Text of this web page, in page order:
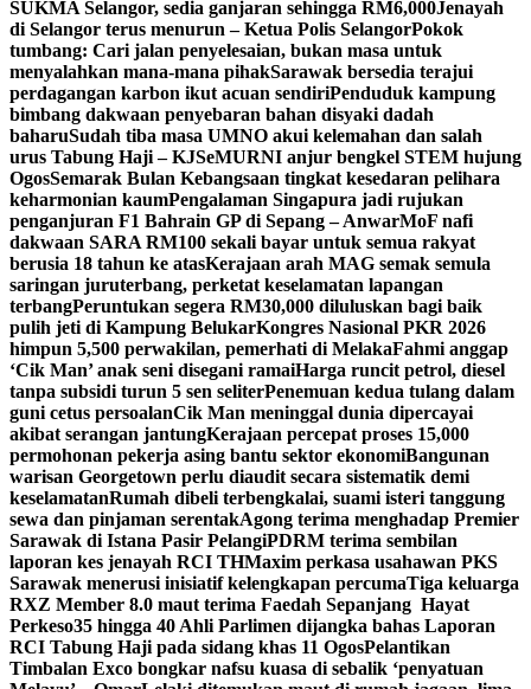
SUKMA Selangor, sedia ganjaran sehingga RM6,000Jenayah
di Selangor terus menurun – Ketua Polis SelangorPokok
tumbang: Cari jalan penyelesaian, bukan masa untuk
menyalahkan mana-mana pihakSarawak bersedia terajui
perdagangan karbon ikut acuan sendiriPenduduk kampung
bimbang dakwaan penyebaran bahan disyaki dadah
baharuSudah tiba masa UMNO akui kelemahan dan salah
urus Tabung Haji – KJSeMURNI anjur bengkel STEM hujung
OgosSemarak Bulan Kebangsaan tingkat kesedaran pelihara
keharmonian kaumPengalaman Singapura jadi rujukan
penganjuran F1 Bahrain GP di Sepang – AnwarMoF nafi
dakwaan SARA RM100 sekali bayar untuk semua rakyat
berusia 18 tahun ke atasKerajaan arah MAG semak semula
saringan juruterbang, perketat keselamatan lapangan
terbangPeruntukan segera RM30,000 diluluskan bagi baik
pulih jeti di Kampung BelukarKongres Nasional PKR 2026
himpun 5,500 perwakilan, pemerhati di MelakaFahmi anggap
‘Cik Man’ anak seni disegani ramaiHarga runcit petrol, diesel
tanpa subsidi turun 5 sen seliterPenemuan kedua tulang dalam
guni cetus persoalanCik Man meninggal dunia dipercayai
akibat serangan jantungKerajaan percepat proses 15,000
permohonan pekerja asing bantu sektor ekonomiBangunan
warisan Georgetown perlu diaudit secara sistematik demi
keselamatanRumah dibeli terbengkalai, suami isteri tanggung
sewa dan pinjaman serentakAgong terima menghadap Premier
Sarawak di Istana Pasir PelangiPDRM terima sembilan
laporan kes jenayah RCI THMaxim perkasa usahawan PKS
Sarawak menerusi inisiatif kelengkapan percumaTiga keluarga
RXZ Member 8.0 maut terima Faedah Sepanjang Hayat
Perkeso35 hingga 40 Ahli Parlimen dijangka bahas Laporan
RCI Tabung Haji pada sidang khas 11 OgosPelantikan
Timbalan Exco bongkar nafsu kuasa di sebalik ‘penyatuan